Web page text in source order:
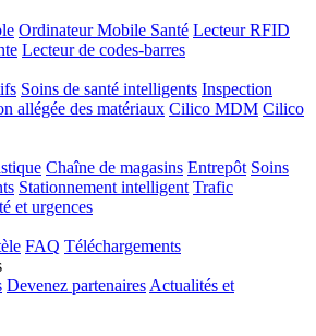
des services de santé et l'efficacité de
central d'un certain pays asiatique a choisi
intelligente Cilico, réalisant des avancées
dans le domaine des soins infirmiers
Ordinateur Mobile Santé Lecteur RFID
Lecteur de codes-barres
Soins de santé intelligents Inspection
allégée des matériaux Cilico MDM Cilico
Chaîne de magasins Entrepôt Soins
Stationnement intelligent Trafic
et urgences
FAQ Téléchargements
Devenez partenaires Actualités et